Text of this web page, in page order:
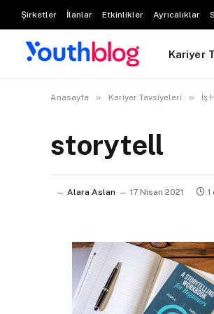
Şirketler İlanlar Etkinlikler Ayrıcalıklar
Kariyer
Anasayfa » Kariyer Tavsiyeleri » İş
storytell
Alara Aslan 17 Nisan 2021